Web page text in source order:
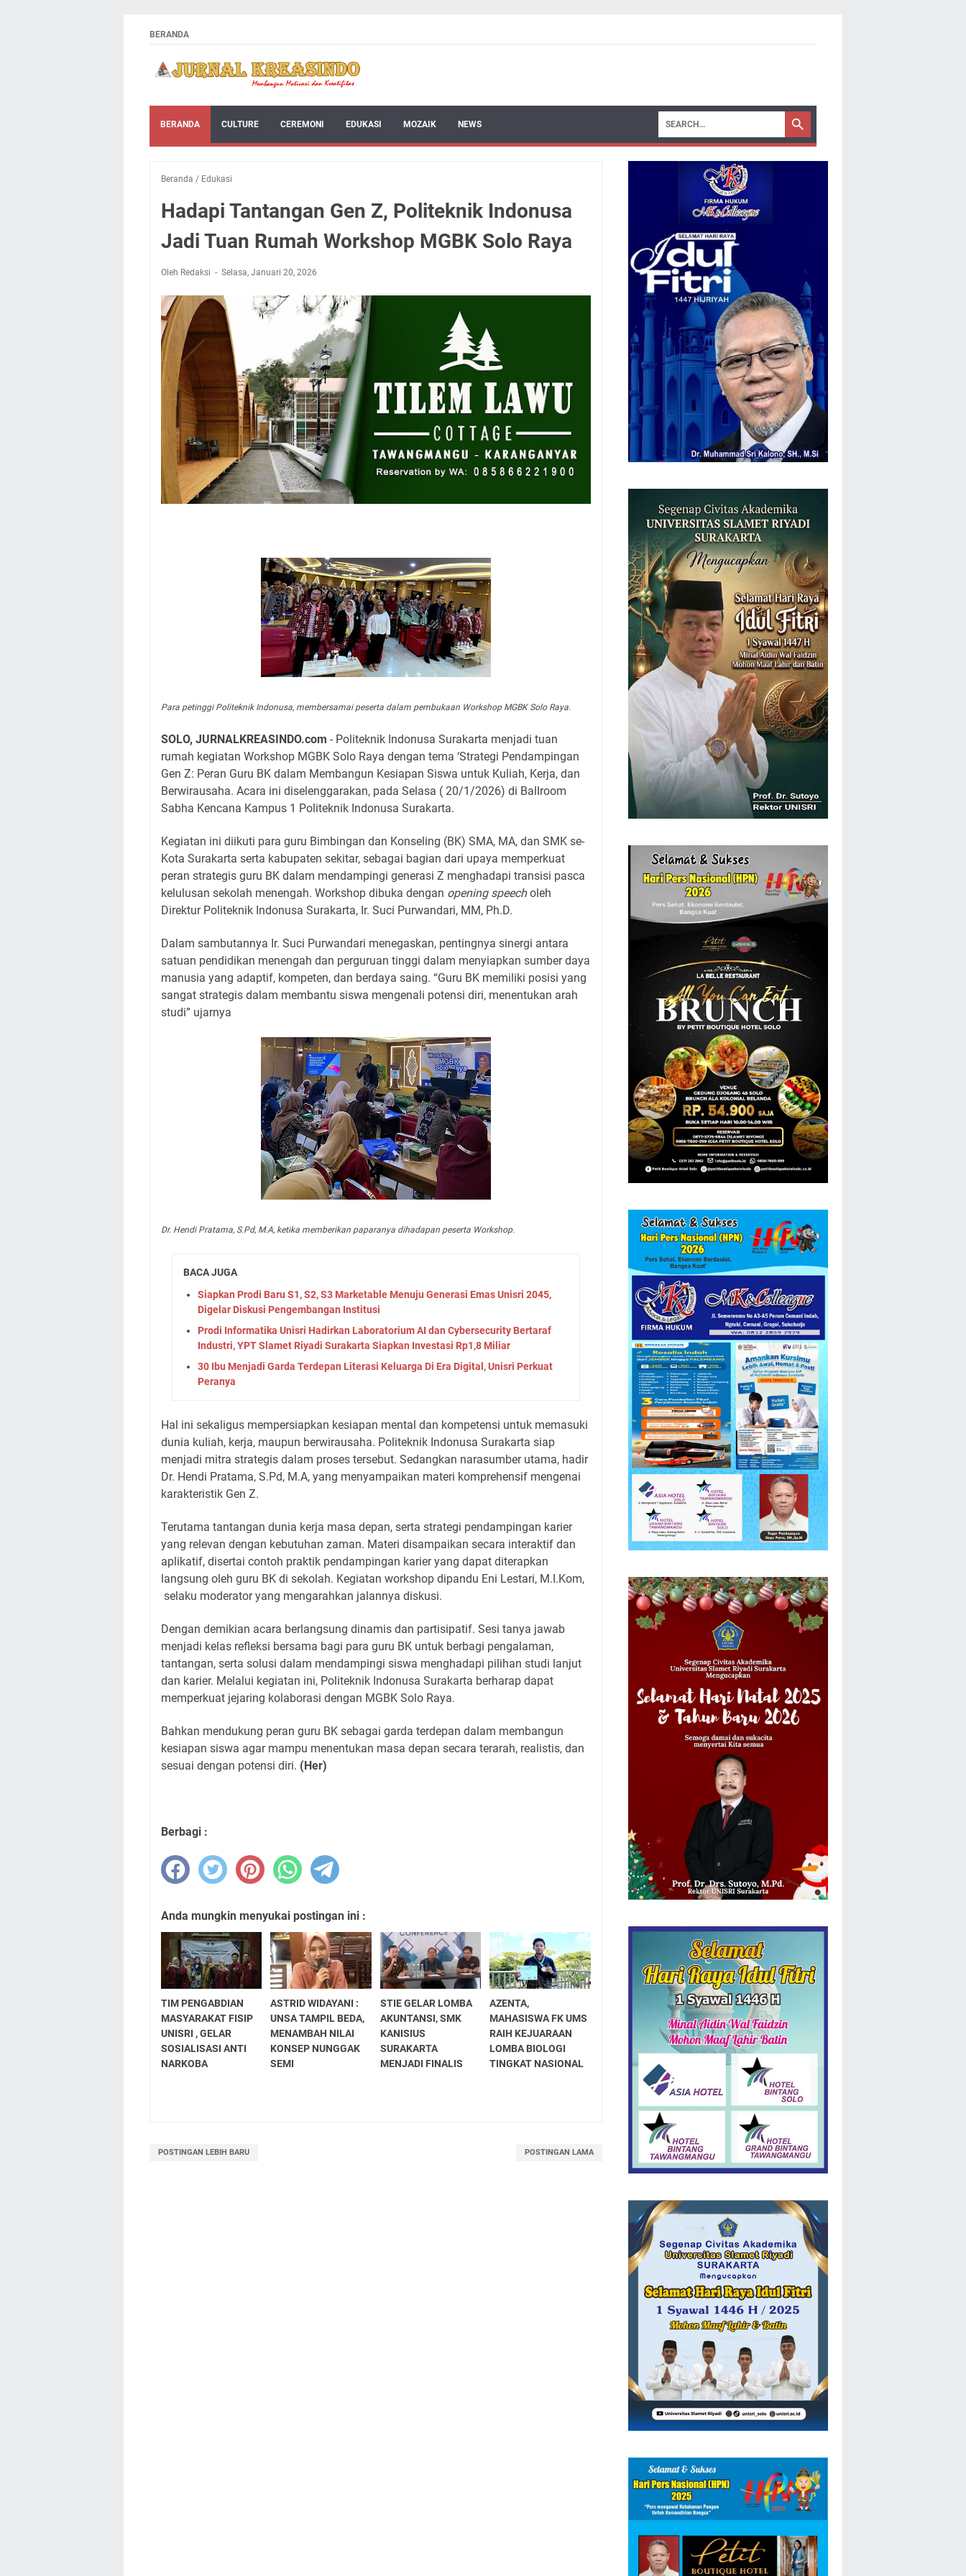
BERANDA
BERANDA CULTURE CEREMONI EDUKASI MOZAIK NEWS
Beranda / Edukasi
Hadapi Tantangan Gen Z, Politeknik Indonusa
Jadi Tuan Rumah Workshop MGBK Solo Raya
Oleh Redaksi Selasa, Januari 20, 2026
Para petinggi Politeknik Indonusa, membersamai peserta dalam pembukaan Workshop MGBK Solo Raya.
SOLO, JURNALKREASINDO.com - Politeknik Indonusa Surakarta menjadi tuan
rumah kegiatan Workshop MGBK Solo Raya dengan tema ‘Strategi Pendampingan
Gen Z: Peran Guru BK dalam Membangun Kesiapan Siswa untuk Kuliah, Kerja, dan
Berwirausaha. Acara ini diselenggarakan, pada Selasa ( 20/1/2026) di Ballroom
Sabha Kencana Kampus 1 Politeknik Indonusa Surakarta.
Kegiatan ini diikuti para guru Bimbingan dan Konseling (BK) SMA, MA, dan SMK se-
Kota Surakarta serta kabupaten sekitar, sebagai bagian dari upaya memperkuat
peran strategis guru BK dalam mendampingi generasi Z menghadapi transisi pasca
kelulusan sekolah menengah. Workshop dibuka dengan opening speecholeh
Direktur Politeknik Indonusa Surakarta, Ir. Suci Purwandari, MM, Ph.D.
Dalam sambutannya Ir. Suci Purwandari menegaskan, pentingnya sinergi antara
satuan pendidikan menengah dan perguruan tinggi dalam menyiapkan sumber daya
manusia yang adaptif, kompeten, dan berdaya saing. “Guru BK memiliki posisi yang
sangat strategis dalam membantu siswa mengenali potensi diri, menentukan arah
studi” ujarnya
Dr. Hendi Pratama, S.Pd, M.A, ketika memberikan paparanya dihadapan peserta Workshop.
BACA JUGA
Siapkan Prodi Baru S1, S2, S3 Marketable Menuju Generasi Emas Unisri 2045,
Digelar Diskusi Pengembangan Institusi
Prodi Informatika Unisri Hadirkan Laboratorium AI dan Cybersecurity Bertaraf
Industri, YPT Slamet Riyadi Surakarta Siapkan Investasi Rp1,8 Miliar
30 Ibu Menjadi Garda Terdepan Literasi Keluarga Di Era Digital, Unisri Perkuat
Peranya
Hal ini sekaligus mempersiapkan kesiapan mental dan kompetensi untuk memasuki
dunia kuliah, kerja, maupun berwirausaha. Politeknik Indonusa Surakarta siap
menjadi mitra strategis dalam proses tersebut. Sedangkan narasumber utama, hadir
Dr. Hendi Pratama, S.Pd, M.A, yang menyampaikan materi komprehensif mengenai
karakteristik Gen Z.
Terutama tantangan dunia kerja masa depan, serta strategi pendampingan karier
yang relevan dengan kebutuhan zaman. Materi disampaikan secara interaktif dan
aplikatif, disertai contoh praktik pendampingan karier yang dapat diterapkan
langsung oleh guru BK di sekolah. Kegiatan workshop dipandu Eni Lestari, M.I.Kom,
selaku moderator yang mengarahkan jalannya diskusi.
Dengan demikian acara berlangsung dinamis dan partisipatif. Sesi tanya jawab
menjadi kelas refleksi bersama bagi para guru BK untuk berbagi pengalaman,
tantangan, serta solusi dalam mendampingi siswa menghadapi pilihan studi lanjut
dan karier. Melalui kegiatan ini, Politeknik Indonusa Surakarta berharap dapat
memperkuat jejaring kolaborasi dengan MGBK Solo Raya.
Bahkan mendukung peran guru BK sebagai garda terdepan dalam membangun
kesiapan siswa agar mampu menentukan masa depan secara terarah, realistis, dan
sesuai dengan potensi diri. (Her)
Berbagi :
Anda mungkin menyukai postingan ini :
TIM PENGABDIAN
MASYARAKAT FISIP
UNISRI , GELAR
SOSIALISASI ANTI
NARKOBA
ASTRID WIDAYANI :
UNSA TAMPIL BEDA,
MENAMBAH NILAI
KONSEP NUNGGAK
SEMI
STIE GELAR LOMBA
AKUNTANSI, SMK
KANISIUS
SURAKARTA
MENJADI FINALIS
AZENTA,
MAHASISWA FK UMS
RAIH KEJUARAAN
LOMBA BIOLOGI
TINGKAT NASIONAL
POSTINGAN LEBIH BARU POSTINGAN LAMA